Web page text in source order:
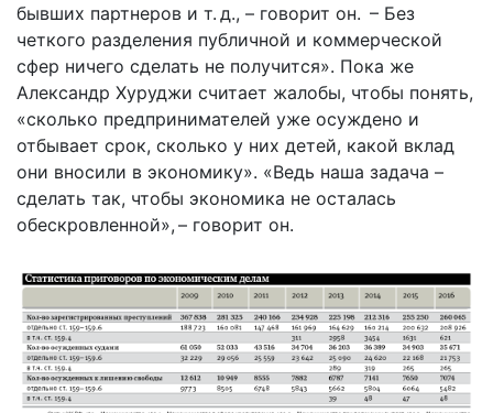
бывших партнеров и т. д., – говорит он. – Без
четкого разделения публичной и коммерческой
сфер ничего сделать не получится». Пока же
Александр Хуруджи считает жалобы, чтобы понять,
«сколько предпринимателей уже осуждено и
отбывает срок, сколько у них детей, какой вклад
они вносили в экономику». «Ведь наша задача –
сделать так, чтобы экономика не осталась
обескровленной», – говорит он.